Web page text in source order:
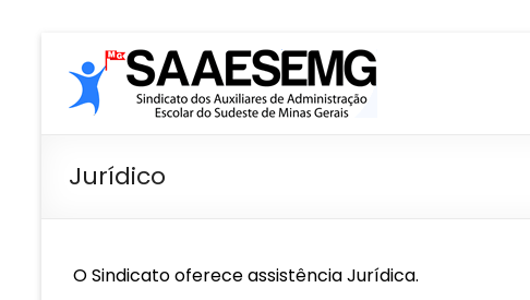
para
conteúdo
SAAESEMG
Sindicato
Auxiliares
–
Jurídico
O Sindicato oferece assistência Jurídica.